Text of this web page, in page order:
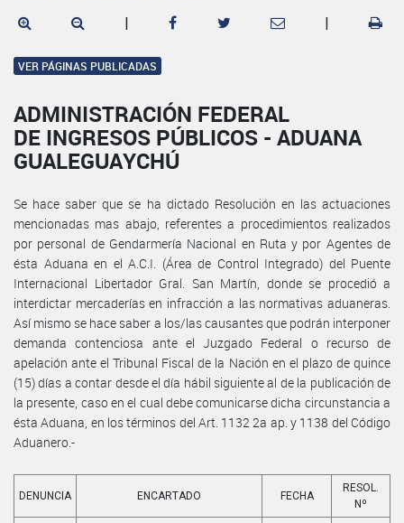
| |
VER PÁGINAS PUBLICADAS
ADMINISTRACIÓN FEDERAL
DE INGRESOS PÚBLICOS - ADUANA
GUALEGUAYCHÚ
Se hace saber que se ha dictado Resolución en las actuaciones
mencionadas mas abajo, referentes a procedimientos realizados
por personal de Gendarmería Nacional en Ruta y por Agentes de
ésta Aduana en el A.C.I. (Área de Control Integrado) del Puente
Internacional Libertador Gral. San Martín, donde se procedió a
interdictar mercaderías en infracción a las normativas aduaneras.
Así mismo se hace saber a los/las causantes que podrán interponer
demanda contenciosa ante el Juzgado Federal o recurso de
apelación ante el Tribunal Fiscal de la Nación en el plazo de quince
(15) días a contar desde el día hábil siguiente al de la publicación de
la presente, caso en el cual debe comunicarse dicha circunstancia a
ésta Aduana, en los términos del Art. 1132 2a ap. y 1138 del Código
Aduanero.-
DENUNCIA ENCARTADO FECHA
RESOL.
Nº